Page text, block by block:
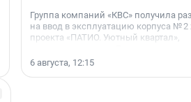
Группа компаний «КВС» получила
на ввод в эксплуатацию корпуса № 2
проекта «ПАТИО. Уютный квартал»,
Ленинградской области.
6 августа, 12:15